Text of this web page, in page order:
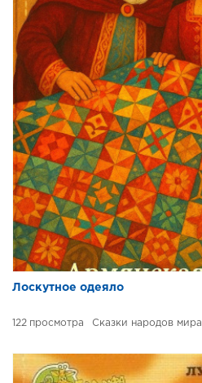
Лоскутное одеяло
122 Сказки народов мира